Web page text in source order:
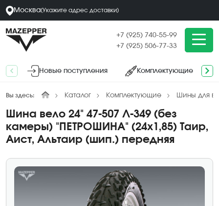
Москва(Укажите адрес доставки)
+7 (925) 740-55-99
+7 (925) 506-77-33
Новые поступления Комплектующие
Вы здесь: Каталог Комплектующие Шины для
Шина вело 24" 47-507 Л-349 (без
камеры) "ПЕТРОШИНА" (24х1,85) Таир,
Аист, Альтаир (шип.) передняя